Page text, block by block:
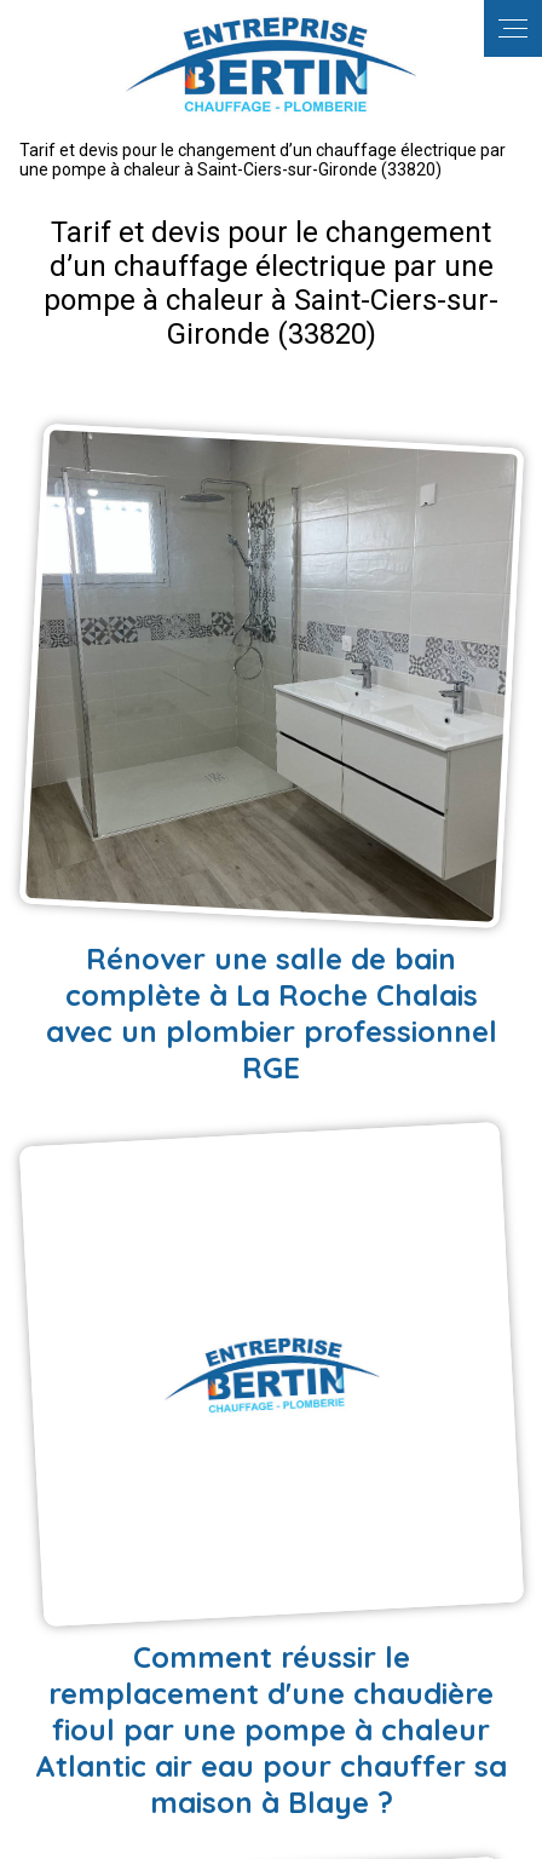
Tarif et devis pour le changement d’un chauffage électrique par
une pompe à chaleur à Saint-Ciers-sur-Gironde (33820)
Tarif et devis pour le changement
d’un chauffage électrique par une
pompe à chaleur à Saint-Ciers-sur-
Gironde (33820)
EN SAVOIR PLUS
Rénover une salle de bain
complète à La Roche Chalais
avec un plombier professionnel
RGE
EN SAVOIR PLUS
Comment réussir le
remplacement d'une chaudière
fioul par une pompe à chaleur
Atlantic air eau pour chauffer sa
maison à Blaye ?
Panneau de gestion des cookies